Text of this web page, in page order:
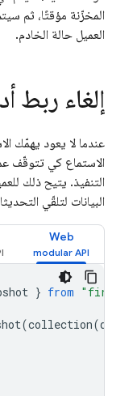
المخزّنة مؤقتًا، ثم
العميل حالة الخادم.
إلغاء ربط
عندما لا يعود يهمّك
الاستماع كي تتوقّف
التنفيذ. يتيح ذلك
البيانات لتلقّي
Web
} from
(collection(db